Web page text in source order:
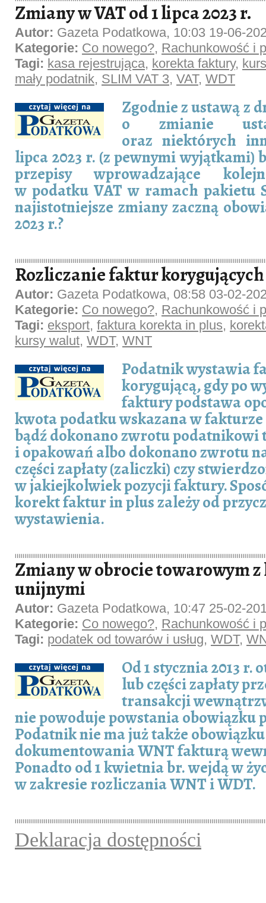
Zmiany w VAT od 1 lipca 2023 r.
Autor: Gazeta Podatkowa, 10:03 19-06-
Kategorie: Co nowego?, Rachunkowość i
Tagi: kasa rejestrująca, korekta faktury,
mały podatnik, SLIM VAT 3, VAT, WDT
Zgodnie z ustawą z
o zmianie
oraz niektórych
lipca 2023 r. (z pewnymi wyjątkami)
przepisy wprowadzające
w podatku VAT w ramach pakietu
najistotniejsze zmiany zaczną
2023 r.?
Rozliczanie faktur
Autor: Gazeta Podatkowa, 08:58 03-02-
Kategorie: Co nowego?, Rachunkowość i
Tagi: eksport, faktura korekta in plus,
kursy walut, WDT, WNT
Podatnik wystawia
korygującą, gdy po
faktury podstawa
kwota podatku wskazana w fakturze
bądź dokonano zwrotu podatnikowi
i opakowań albo dokonano zwrotu
części zapłaty (zaliczki) czy
w jakiejkolwiek pozycji faktury.
korekt faktur in plus zależy od
wystawienia.
Zmiany w obrocie towarowym
unijnymi
Autor: Gazeta Podatkowa, 10:47 25-02-
Kategorie: Co nowego?, Rachunkowość i
Tagi: podatek od towarów i usług, WDT,
Od 1 stycznia 2013 r.
lub części zapłaty
transakcji
nie powoduje powstania obowiązku
Podatnik nie ma już także obowiązku
dokumentowania WNT fakturą
Ponadto od 1 kwietnia br. wejdą w
w zakresie rozliczania WNT i WDT.
Deklaracja dostępności